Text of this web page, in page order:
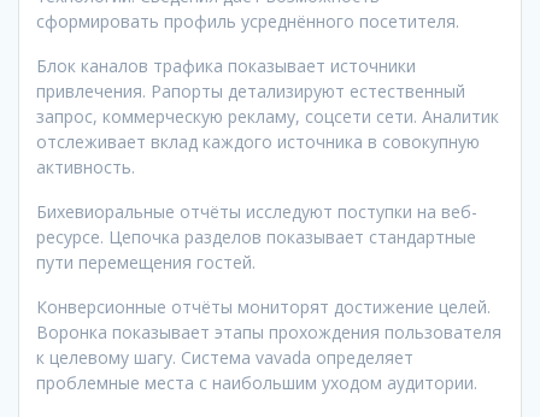
сформировать профиль усреднённого посетителя.
Блок каналов трафика показывает источники
привлечения. Рапорты детализируют естественный
запрос, коммерческую рекламу, соцсети сети. Аналитик
отслеживает вклад каждого источника в совокупную
активность.
Бихевиоральные отчёты исследуют поступки на веб-
ресурсе. Цепочка разделов показывает стандартные
пути перемещения гостей.
Конверсионные отчёты мониторят достижение целей.
Воронка показывает этапы прохождения пользователя
к целевому шагу. Система vavada определяет
проблемные места с наибольшим уходом аудитории.